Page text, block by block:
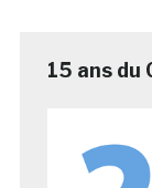
15 ans du